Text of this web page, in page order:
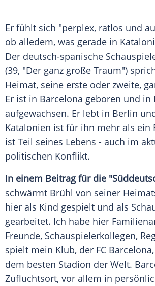
Er fühlt sich "perplex, ratlos und
ob alledem, was gerade in
Der deutsch-spanische
(39, "Der ganz große Traum")
Heimat, seine erste oder zweite,
Er ist in Barcelona geboren und in
aufgewachsen. Er lebt in Berlin
Katalonien ist für ihn mehr als ein
ist Teil seines Lebens - auch im
politischen Konflikt.
In einem Beitrag für die
schwärmt Brühl von seiner
hier als Kind gespielt und als
gearbeitet. Ich habe hier
Freunde, Schauspielerkollegen,
spielt mein Klub, der FC Barcelona
dem besten Stadion der Welt.
Zufluchtsort, vor allem in